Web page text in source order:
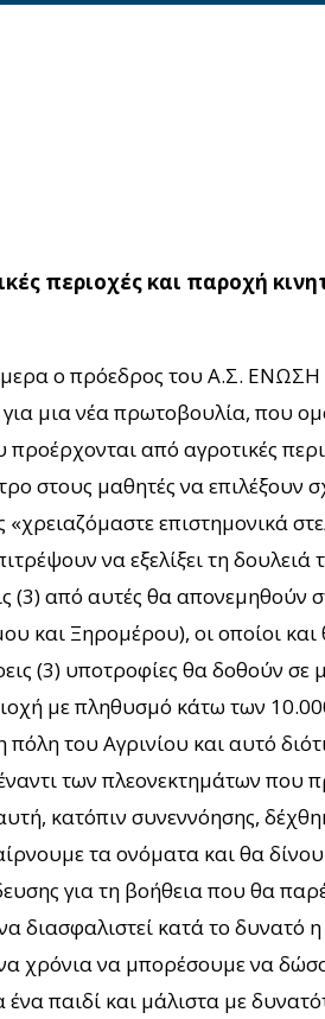
περιοχές και παροχή
ο πρόεδρος του Α.Σ.
μια νέα πρωτοβουλία, που
από αγροτικές
στους μαθητές να επιλέξουν
επιστημονικά
να εξελίξει τη
(3) από αυτές θα απονεμηθούν
και Ξηρομέρου), οι οποίοι
(3) υποτροφίες θα δοθούν σε
με πληθυσμό κάτω των
του Αγρινίου και αυτό
των πλεονεκτημάτων που
κατόπιν συνεννόησης,
τα ονόματα και θα
για τη βοήθεια που θα
διασφαλιστεί κατά το δυνατό
χρόνια να μπορέσουμε να
παιδί και μάλιστα με